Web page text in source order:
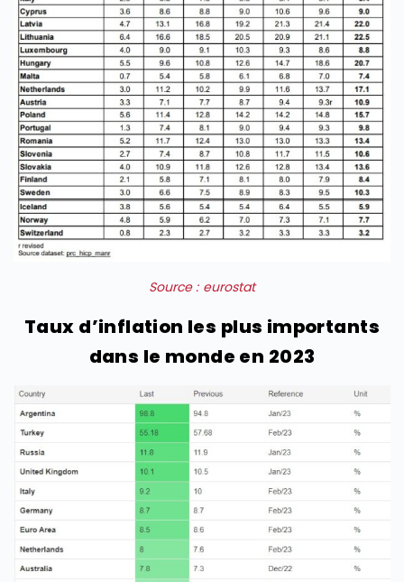
Source : eurostat
Taux d’inflation les plus importants
dans le monde en 2023